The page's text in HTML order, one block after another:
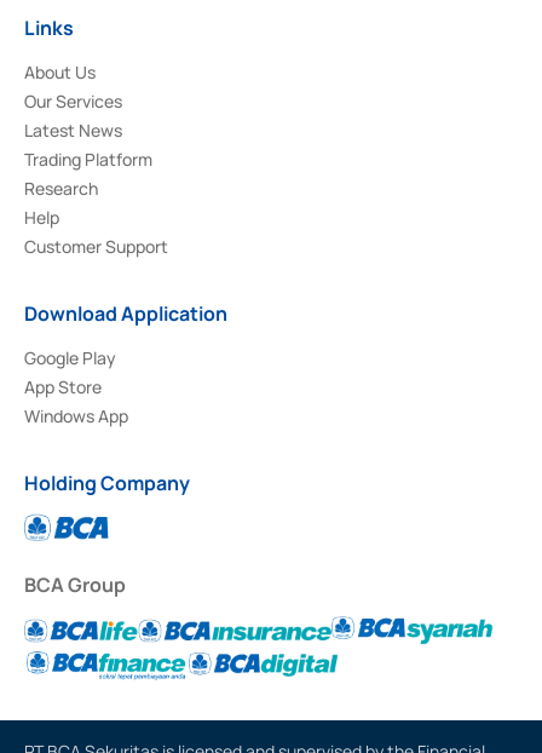
Links
About Us
Our Services
Latest News
Trading Platform
Research
Help
Customer Support
Download Application
Google Play
App Store
Windows App
Holding Company
BCA Group